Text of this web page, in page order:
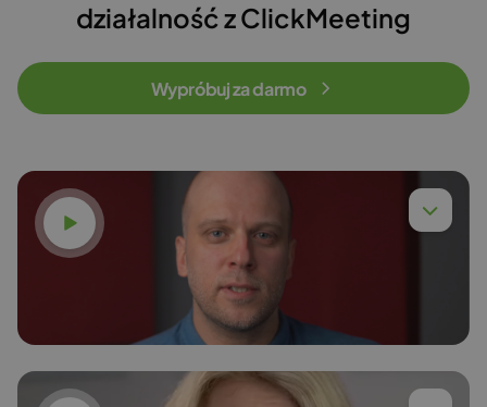
działalność z ClickMeeting
Wypróbuj za darmo
Obejrzyj